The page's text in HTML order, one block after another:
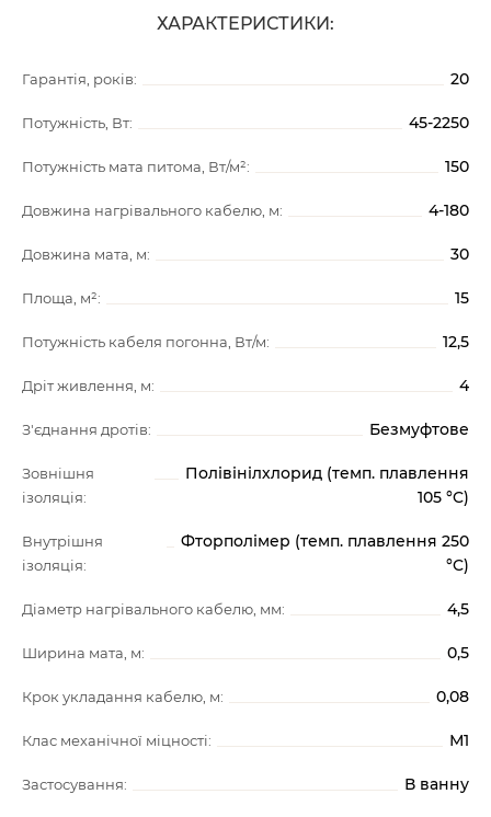
ХАРАКТЕРИСТИКИ:
Гарантія, років: 20
Потужність, Вт: 45-2250
Потужність мата питома, Вт/м²: 150
Довжина нагрівального кабелю, м: 4-180
Довжина мата, м: 30
Площа, м²: 15
Потужність кабеля погонна, Вт/м: 12,5
Дріт живлення, м: 4
З'єднання дротів: Безмуфтове
Зовнішня
ізоляція:
Полівінілхлорид (темп. плавлення
105 °C)
Внутрішня
ізоляція:
Фторполімер (темп. плавлення 250
°C)
Діаметр нагрівального кабелю, мм: 4,5
Ширина мата, м: 0,5
Крок укладання кабелю, м: 0,08
Клас механічної міцності: М1
Застосування: В ванну